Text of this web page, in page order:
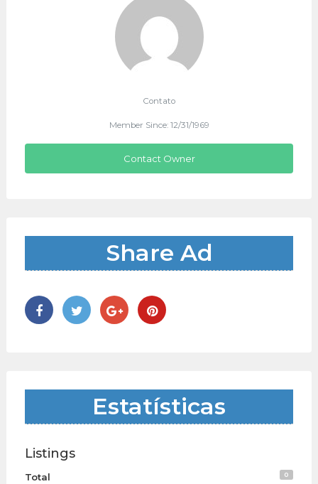
Contato
Member Since: 12/31/1969
Contact Owner
Share Ad
Estatísticas
Listings
Total 0